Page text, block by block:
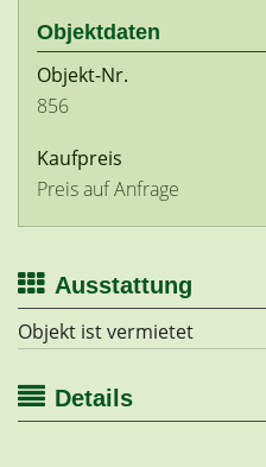
Objektdaten
Objekt-Nr.
856
Kaufpreis
Preis auf Anfrage
Ausstattung
Objekt ist vermietet
Details